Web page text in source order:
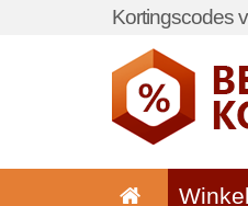
Kortingscodes